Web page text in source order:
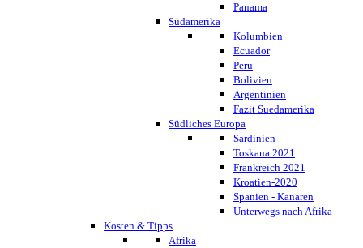
Panama
Südamerika
Kolumbien
Ecuador
Peru
Bolivien
Argentinien
Fazit Suedamerika
Südliches Europa
Sardinien
Toskana 2021
Frankreich 2021
Kroatien-2020
Spanien - Kanaren
Unterwegs nach Afrika
Kosten & Tipps
Afrika